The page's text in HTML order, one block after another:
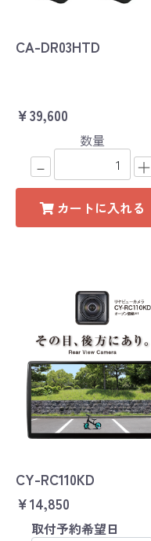
CA-DR03HTD
￥39,600
数量
－ ＋
カートに入れる
CY-RC110KD
￥14,850
取付予約希望日